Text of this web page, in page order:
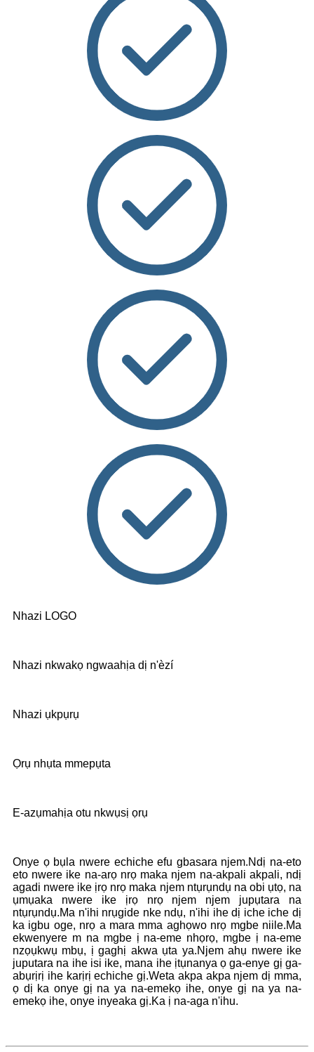
Nhazi LOGO
Nhazi nkwakọ ngwaahịa dị n'èzí
Nhazi ụkpụrụ
Ọrụ nhụta mmepụta
E-azụmahịa otu nkwụsị ọrụ
Onye ọ bụla nwere echiche efu gbasara njem.Ndị na-eto
eto nwere ike na-arọ nrọ maka njem na-akpali akpali, ndị
agadi nwere ike ịrọ nrọ maka njem ntụrụndụ na obi ụtọ, na
ụmụaka nwere ike ịrọ nrọ njem njem jupụtara na
ntụrụndụ.Ma n'ihi nrụgide nke ndụ, n'ihi ihe dị iche iche dị
ka igbu oge, nrọ a mara mma aghọwo nrọ mgbe niile.Ma
ekwenyere m na mgbe ị na-eme nhọrọ, mgbe ị na-eme
nzọụkwụ mbụ, ị gaghị akwa ụta ya.Njem ahụ nwere ike
juputara na ihe isi ike, mana ihe ịtụnanya ọ ga-enye gị ga-
abụrịrị ihe karịrị echiche gị.Weta akpa akpa njem dị mma,
ọ dị ka onye gị na ya na-emekọ ihe, onye gị na ya na-
emekọ ihe, onye inyeaka gị.Ka ị na-aga n'ihu.